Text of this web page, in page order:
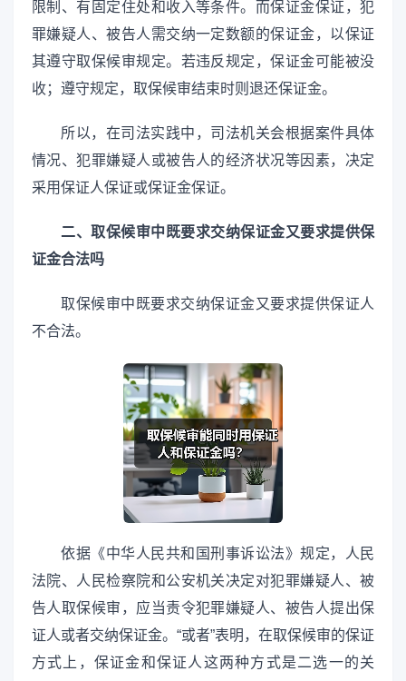
限制、有固定住处和收入等条件。而保证金保证，犯
罪嫌疑人、被告人需交纳一定数额的保证金，以保证
其遵守取保候审规定。若违反规定，保证金可能被没
收；遵守规定，取保候审结束时则退还保证金。
所以，在司法实践中，司法机关会根据案件具体
情况、犯罪嫌疑人或被告人的经济状况等因素，决定
采用保证人保证或保证金保证。
二、取保候审中既要求交纳保证金又要求提供保
证金合法吗
取保候审中既要求交纳保证金又要求提供保证人
不合法。
依据《中华人民共和国刑事诉讼法》规定，人民
法院、人民检察院和公安机关决定对犯罪嫌疑人、被
告人取保候审，应当责令犯罪嫌疑人、被告人提出保
证人或者交纳保证金。“或者”表明，在取保候审的保证
方式上，保证金和保证人这两种方式是二选一的关